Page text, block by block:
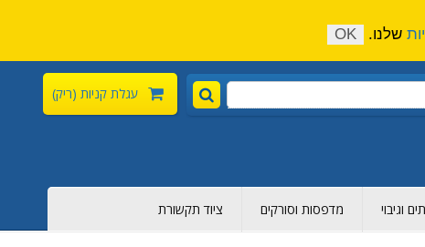
עגלת קניות (ריק)
וגיבוי מדפסות וסורקים
ציוד תקשורת
שלנו. OK